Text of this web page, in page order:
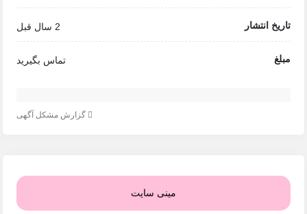
تاریخ انتشار 2 سال قبل
مبلغ تماس بگیرید
گزارش مشکل آگهی
مینی سایت